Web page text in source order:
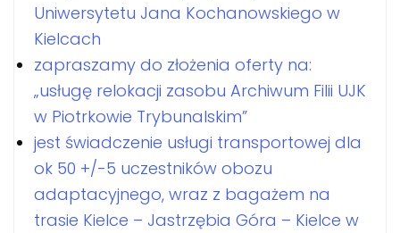
Uniwersytetu Jana Kochanowskiego w
Kielcach
zapraszamy do złożenia oferty na:
„usługę relokacji zasobu Archiwum Filii UJK
w Piotrkowie Trybunalskim”
jest świadczenie usługi transportowej dla
ok 50 +/-5 uczestników obozu
adaptacyjnego, wraz z bagażem na
trasie Kielce – Jastrzębia Góra – Kielce w